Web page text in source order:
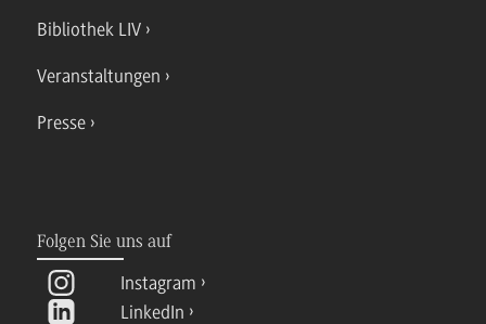
Bibliothek LIV
Veranstaltungen
Presse
Folgen Sie uns auf
Instagram
LinkedIn